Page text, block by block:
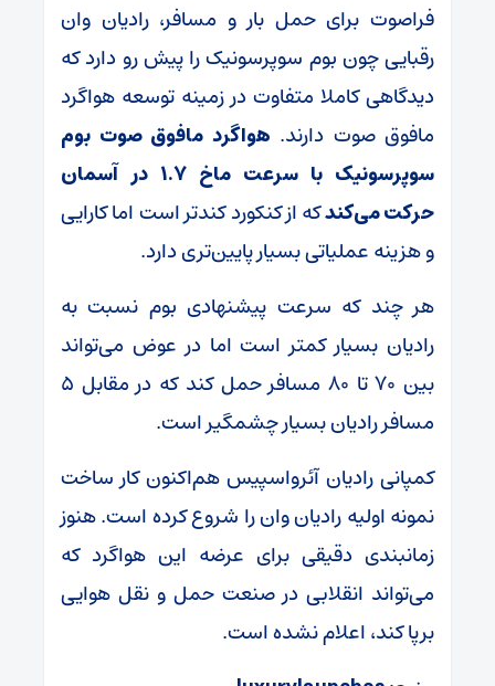
فراصوت برای حمل بار و مسافر، رادیان وان
رقبایی چون بوم سوپرسونیک را پیش رو دارد که
دیدگاهی کاملا متفاوت در زمینه توسعه هواگرد
مافوق صوت دارند. هواگرد مافوق صوت بوم
سوپرسونیک با سرعت ماخ ۱.۷ در آسمان
حرکت می‌کندکه از کنکورد کندتر است اما کارایی
و هزینه‌ عملیاتی بسیار پایین‌تری دارد.
هر چند که سرعت پیشنهادی بوم نسبت به
رادیان بسیار کمتر است اما در عوض می‌تواند
بین ۷۰ تا ۸۰ مسافر حمل کند که در مقابل ۵
مسافر رادیان بسیار چشمگیر است.
کمپانی رادیان آئرواسپیس هم‌اکنون کار ساخت
نمونه اولیه رادیان وان را شروع کرده است. هنوز
زمانبندی دقیقی برای عرضه این هواگرد که
می‌تواند انقلابی در صنعت حمل و نقل هوایی
برپا کند، اعلام نشده است.